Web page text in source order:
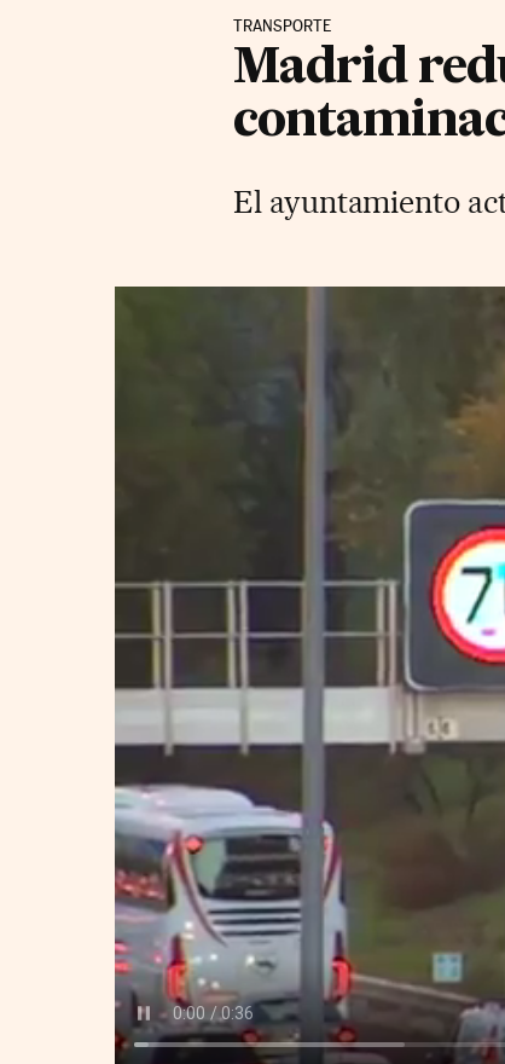
TRANSPORTE
Madrid
El ayuntamiento